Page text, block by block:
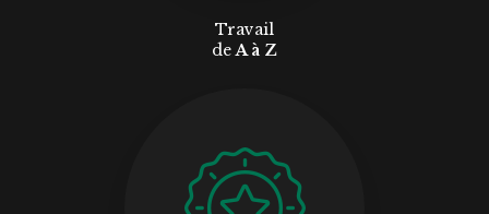
Travail
de A à Z